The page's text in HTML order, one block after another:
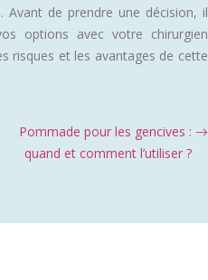
Avant de prendre une décision, il
options avec votre chirurgien
risques et les avantages de cette
Pommade pour les gencives :
quand et comment l’utiliser ?